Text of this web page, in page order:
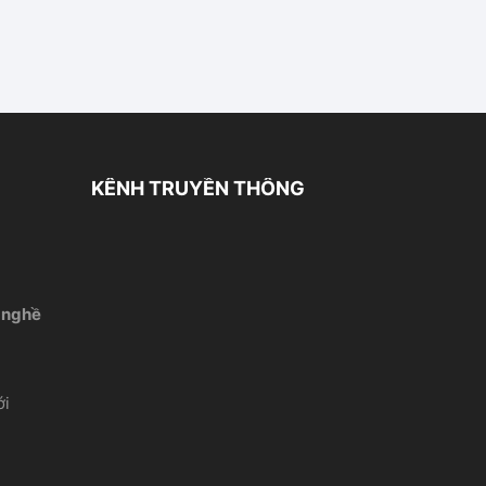
KÊNH TRUYỀN THÔNG